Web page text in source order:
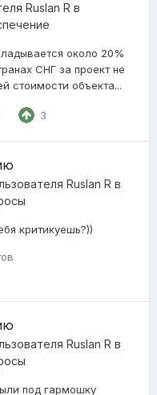
Ruslan R в
около 20%
СНГ за проект не
стоимости объекта...
3
Ruslan R в
критикуешь?))
Ruslan R в
под гармошку